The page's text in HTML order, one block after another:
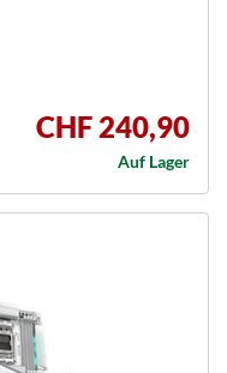
CHF 240,90
Auf Lager